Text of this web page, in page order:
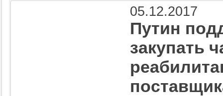
05.12.2017
Путин
закупать